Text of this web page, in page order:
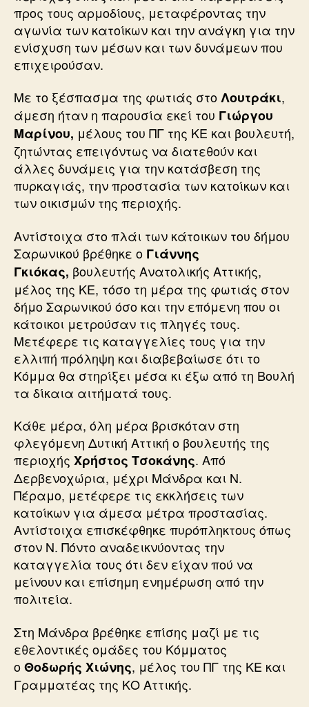
προς τους αρμοδίους, μεταφέροντας την
αγωνία των κατοίκων και την ανάγκη για την
ενίσχυση των μέσων και των δυνάμεων που
επιχειρούσαν.
Με το ξέσπασμα της φωτιάς στοΛουτράκι,
άμεση ήταν η παρουσία εκεί του Γιώργου
Μαρίνου, μέλους του ΠΓ της ΚΕ και βουλευτή,
ζητώντας επειγόντως να διατεθούν και
άλλες δυνάμεις για την κατάσβεση της
πυρκαγιάς, την προστασία των κατοίκων και
των οικισμών της περιοχής.
Αντίστοιχα στο πλάι των κάτοικων του δήμου
Σαρωνικού βρέθηκε ο Γιάννης
Γκιόκας, βουλευτής Ανατολικής Αττικής,
μέλος της ΚΕ, τόσο τη μέρα της φωτιάς στον
δήμο Σαρωνικού όσο και την επόμενη που οι
κάτοικοι μετρούσαν τις πληγές τους.
Μετέφερε τις καταγγελίες τους για την
ελλιπή πρόληψη και διαβεβαίωσε ότι το
Κόμμα θα στηρίξει μέσα κι έξω από τη Βουλή
τα δίκαια αιτήματά τους.
Κάθε μέρα, όλη μέρα βρισκόταν στη
φλεγόμενη Δυτική Αττική ο βουλευτής της
περιοχής Χρήστος Τσοκάνης. Από
Δερβενοχώρια, μέχρι Μάνδρα και Ν.
Πέραμο, μετέφερε τις εκκλήσεις των
κατοίκων για άμεσα μέτρα προστασίας.
Αντίστοιχα επισκέφθηκε πυρόπληκτους όπως
στον Ν. Πόντο αναδεικνύοντας την
καταγγελία τους ότι δεν είχαν πού να
μείνουν και επίσημη ενημέρωση από την
πολιτεία.
Στη Μάνδρα βρέθηκε επίσης μαζί με τις
εθελοντικές ομάδες του Κόμματος
οΘοδωρής Χιώνης, μέλος του ΠΓ της ΚΕ και
Γραμματέας της ΚΟ Αττικής.